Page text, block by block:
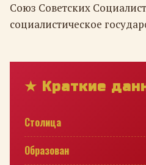
Союз Советских
социалистическое
★ Краткие
Столица
Образован